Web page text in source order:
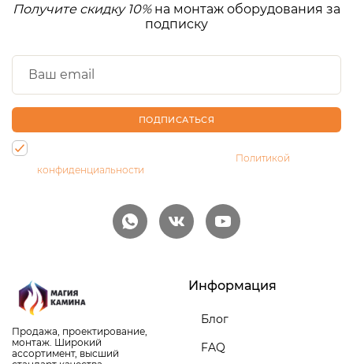
Получите скидку 10%на монтаж оборудования за
подписку
ПОДПИСАТЬСЯ
Политикой
конфиденциальности
Продажа, проектирование,
монтаж. Широкий
ассортимент, высший
Информация
Блог
FAQ